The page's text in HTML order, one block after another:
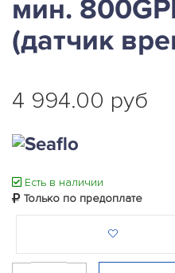
мин.
(датчик
4 994.00 руб
Есть в наличии
Только по предоплате